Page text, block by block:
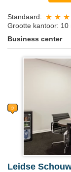
Standaard:
Grootte kantoor: 10
Business center
Leidse